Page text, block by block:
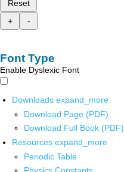
Reset
+
-
Font Type
Enable Dyslexic Font
Downloads expand_more
Download Page (PDF)
Download Full Book (PDF)
Resources expand_more
Periodic Table